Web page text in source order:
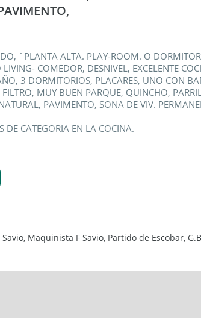
`PLANTA ALTA. PLAY-ROOM. O
COMEDOR, DESNIVEL, EXCELENTE
3 DORMITORIOS, PLACARES, UNO CON
MUY BUEN PARQUE, QUINCHO,
PAVIMENTO, SONA DE VIV.
DE CATEGORIA EN LA COCINA.
Ó DOS AMBIENTES,
Maquinista F Savio, Partido de Escobar,